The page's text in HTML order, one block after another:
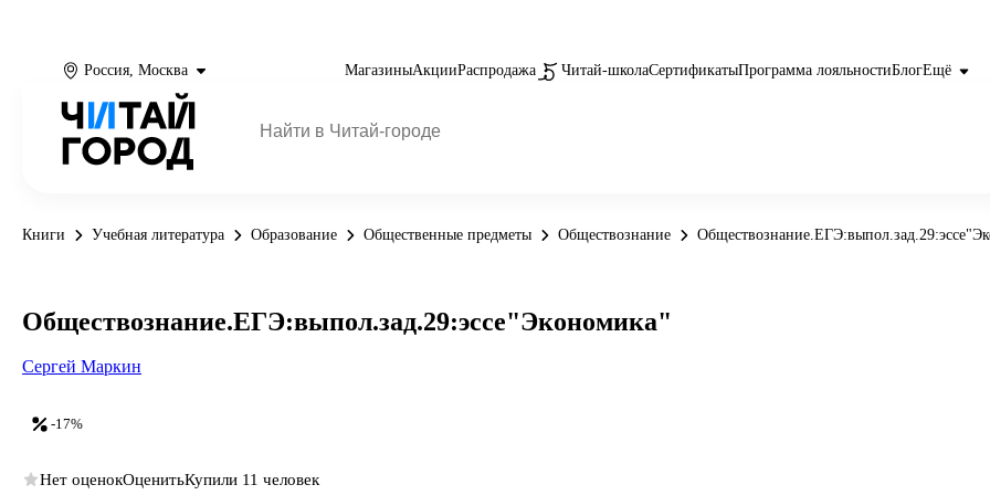
Россия, Москва МагазиныАкцииРаспродажа Читай-школаСертификатыПрограмма лояльностиБлогЕщё
Книги Учебная литература Образование Общественные предметы Обществознание
-17%
Обществознание.ЕГЭ:выпол.зад.29:эссе"Экономика"
Сергей Маркин
Нет оценокОценитьКупили 11 человек